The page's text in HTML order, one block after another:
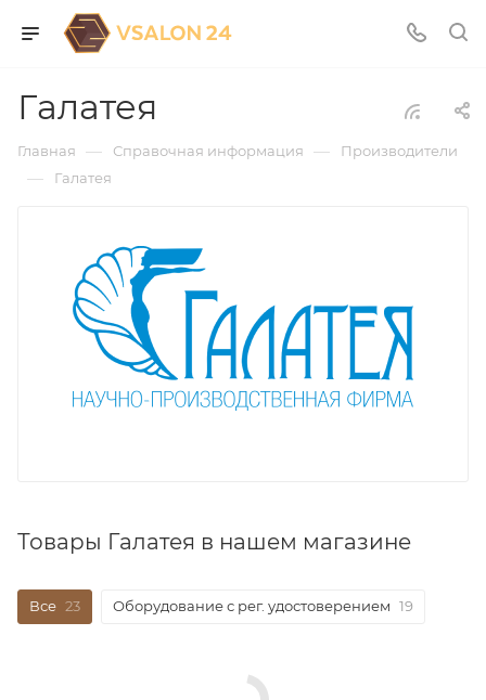
Галатея
Главная — Справочная информация — Производители
— Галатея
Товары Галатея в нашем магазине
Все 23 Оборудование с рег. удостоверением 19